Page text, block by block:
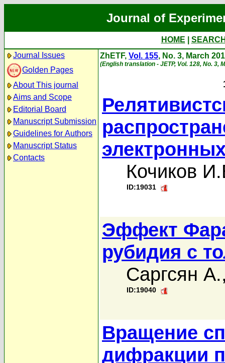
Journal of
HOME
Journal Issues
Golden Pages
About This journal
Aims and Scope
Editorial Board
Manuscript Submission
Guidelines for Authors
Manuscript Status
Contacts
ZhETF, Vol. 155, No. 3, March
(English translation - JETP, Vol. 128, No. 3,
Кочиков
ID:19031
Эффект
рубидия с
Саргсян А.
ID:19040
Вращение
дифракции